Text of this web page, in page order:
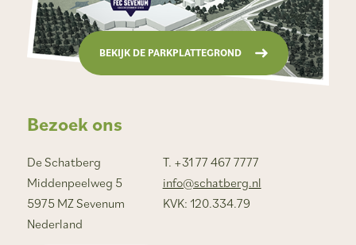
Bezoek ons
De Schatberg
Middenpeelweg 5
5975 MZ Sevenum
Nederland
T. +31 77 467 7777
info@schatberg.nl
KVK: 120.334.79
BEKIJK DE PARKPLATTEGROND